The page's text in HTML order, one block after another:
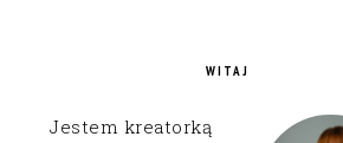
WITAJ
Jestem kreatorką